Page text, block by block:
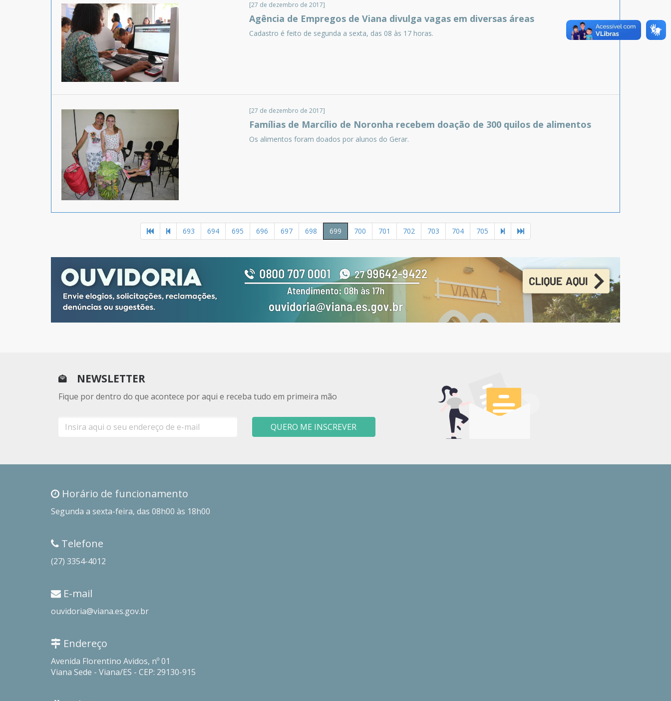
[27 de dezembro de 2017]
Agência de Empregos de Viana divulga vagas em diversas áreas
Cadastro é feito de segunda a sexta, das 08 às 17 horas.
[27 de dezembro de 2017]
Famílias de Marcílio de Noronha recebem doação de 300 quilos de alimentos
Os alimentos foram doados por alunos do Gerar.
693 694 695 696 697 698 699 700 701 702 703 704 705
NEWSLETTER
Fique por dentro do que acontece por aqui e receba tudo em primeira mão
mail
QUERO ME INSCREVER
Horário de funcionamento
Segunda a sexta-feira, das 08h00 às 18h00
Telefone
(27) 3354-4012
E-mail
ouvidoria@viana.es.gov.br
Endereço
Avenida Florentino Avidos, nº 01
Viana Sede - Viana/ES - CEP: 29130-915